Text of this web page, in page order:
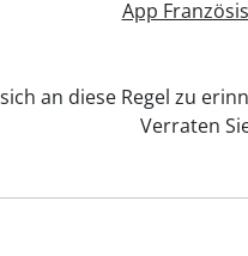
App
an diese Regel zu
Verraten